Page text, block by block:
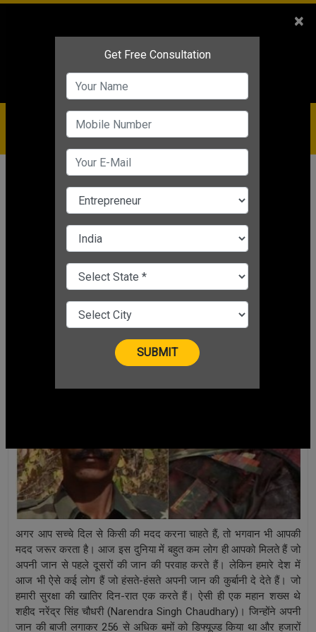
Service
IBC+91-9910344443
care@badabusiness.com
919810544443
प्रेरक
नरेंद्र सिंह चौधरी Real life hero: अकेले ही
इस जाबांज ने 256 बम किए थे डिफ्यूज, जान
की बाजी लगाकर बचाई थी हजारों लोगों की
Editor's Desk Mar 27, 2025 06:35 PM IST
अगर आप सच्चे दिल से किसी की मदद करना चाहते हैं, तो भगवान भी आपकी
मदद जरूर करता है। आज इस दुनिया में बहुत कम लोग ही आपको मिलते हैं जो
अपनी जान से पहले दूसरों की जान की परवाह करते हैं। लेकिन हमारे देश में
आज भी ऐसे कई लोग हैं जो हंसते-हंसते अपनी जान की कुर्बानी दे देते हैं। जो
हमारी सुरक्षा की खातिर दिन-रात एक करते हैं। ऐसी ही एक महान शख्स थे
शहीद नरेंद्र सिंह चौधरी (Narendra Singh Chaudhary)। जिन्होंने अपनी
जान की बाजी लगाकर 256 से अधिक बमों को डिफ्यूज्ड किया था और हजारों
×